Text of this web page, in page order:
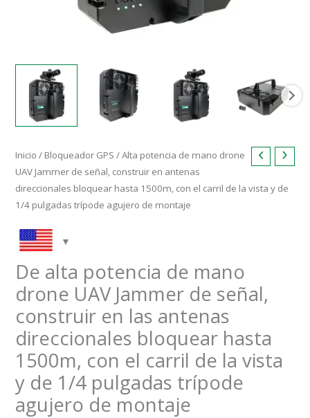
Inicio / Bloqueador GPS / Alta potencia de mano drone
UAV Jammer de señal, construir en antenas
direccionales bloquear hasta 1500m, con el carril de la vista y de
1/4 pulgadas trípode agujero de montaje
De alta potencia de mano
drone UAV Jammer de señal,
construir en las antenas
direccionales bloquear hasta
1500m, con el carril de la vista
y de 1/4 pulgadas trípode
agujero de montaje
Sight
Rail
and
1/4
Hole